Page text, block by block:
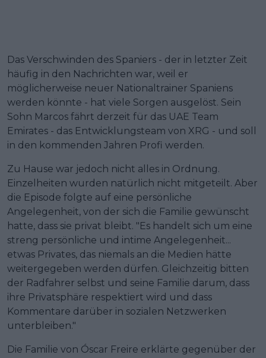
Das Verschwinden des Spaniers - der in letzter Zeit
häufig in den Nachrichten war, weil er
möglicherweise neuer Nationaltrainer Spaniens
werden könnte - hat viele Sorgen ausgelöst. Sein
Sohn Marcos fährt derzeit für das UAE Team
Emirates - das Entwicklungsteam von XRG - und soll
in den kommenden Jahren Profi werden.
Zu Hause war jedoch nicht alles in Ordnung.
Einzelheiten wurden natürlich nicht mitgeteilt. Aber
die Episode folgte auf eine persönliche
Angelegenheit, von der sich die Familie gewünscht
hatte, dass sie privat bleibt. "Es handelt sich um eine
streng persönliche und intime Angelegenheit...
etwas Privates, das niemals an die Medien hätte
weitergegeben werden dürfen. Gleichzeitig bitten
der Radfahrer selbst und seine Familie darum, dass
ihre Privatsphäre respektiert wird und dass
Kommentare darüber in sozialen Netzwerken
unterbleiben."
Die Familie von Óscar Freire erklärte gegenüber der